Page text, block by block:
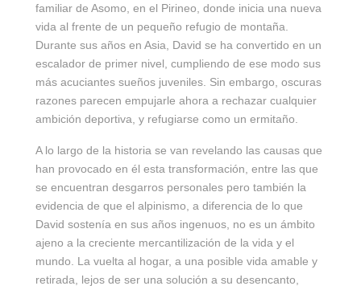
familiar de Asomo, en el Pirineo, donde inicia una nueva
vida al frente de un pequeño refugio de montaña.
Durante sus años en Asia, David se ha convertido en un
escalador de primer nivel, cumpliendo de ese modo sus
más acuciantes sueños juveniles. Sin embargo, oscuras
razones parecen empujarle ahora a rechazar cualquier
ambición deportiva, y refugiarse como un ermitaño.
A lo largo de la historia se van revelando las causas que
han provocado en él esta transformación, entre las que
se encuentran desgarros personales pero también la
evidencia de que el alpinismo, a diferencia de lo que
David sostenía en sus años ingenuos, no es un ámbito
ajeno a la creciente mercantilización de la vida y el
mundo. La vuelta al hogar, a una posible vida amable y
retirada, lejos de ser una solución a su desencanto,